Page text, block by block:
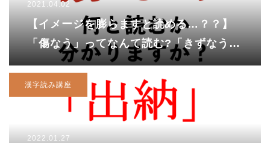
2021.04.02
【イメージを膨らますと読める…？？】
「傷なう」ってなんて読む?「きずなう」
と読んでしまったあなたは…
漢字読み講座
2022.01.27